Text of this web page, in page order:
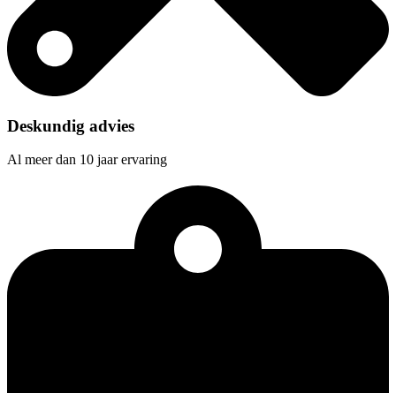
Deskundig advies
Al meer dan 10 jaar ervaring